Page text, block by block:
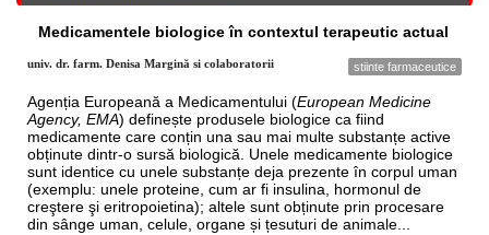
Medicamentele biologice în contextul terapeutic actual
univ. dr. farm. Denisa Margină si colaboratorii stiinte farmaceutice
Agenția Europeană a Medicamentului (European Medicine
Agency, EMA) definește produsele biologice ca fiind
medicamente care conțin una sau mai multe substanțe active
obținute dintr-o sursă biologică. Unele medicamente biologice
sunt identice cu unele substanțe deja prezente în corpul uman
(exemplu: unele proteine, cum ar fi insulina, hormonul de
creştere şi eritropoietina); altele sunt obținute prin procesare
din sânge uman, celule, organe și țesuturi de animale...